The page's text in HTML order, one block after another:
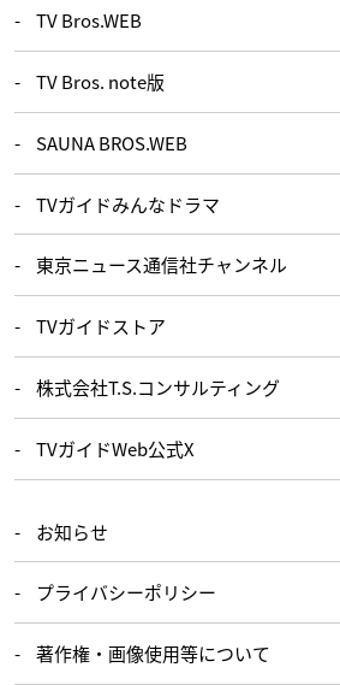
TV Bros.WEB
TV Bros. note版
SAUNA BROS.WEB
TVガイドみんなドラマ
東京ニュース通信社チャンネル
TVガイドストア
株式会社T.S.コンサルティング
TVガイドWeb公式X
お知らせ
プライバシーポリシー
著作権・画像使用等について